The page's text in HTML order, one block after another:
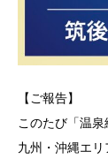
【ご報告】
このたび「温泉
九州・沖縄エリ